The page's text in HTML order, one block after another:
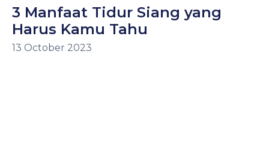
3 Manfaat Tidur Siang yang
Harus Kamu Tahu
13 October 2023